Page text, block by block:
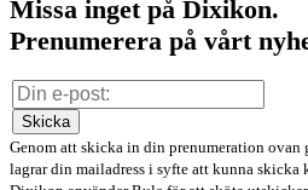
Missa inget på Dixikon.
Prenumerera på vårt
Skicka
Genom att skicka in din prenumeration ovan
lagrar din mailadress i syfte att kunna